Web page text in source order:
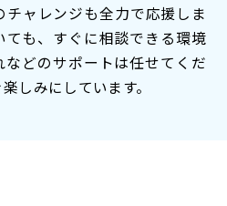
ャレンジも全力で応援しま
ても、すぐに相談できる環境
どのサポートは任せてくだ
しみにしています。